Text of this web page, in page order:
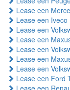
Lease een
Lease een Iveco
Lease een
Lease een
Lease een
Lease een
Lease een
Lease een Ford